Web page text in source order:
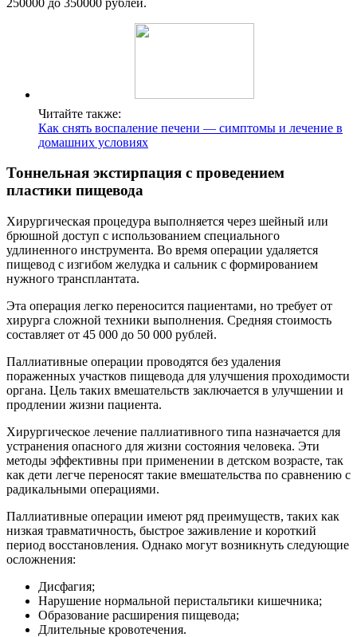
Читайте также:
Как снять воспаление печени — симптомы и лечение в
домашних условиях
Тоннельная экстирпация с проведением
пластики пищевода
Хирургическая процедура выполняется через шейный или
брюшной доступ с использованием специального
удлиненного инструмента. Во время операции удаляется
пищевод с изгибом желудка и сальник с формированием
нужного трансплантата.
Эта операция легко переносится пациентами, но требует от
хирурга сложной техники выполнения. Средняя стоимость
составляет от 45 000 до 50 000 рублей.
Паллиативные операции проводятся без удаления
пораженных участков пищевода для улучшения проходимости
органа. Цель таких вмешательств заключается в улучшении и
продлении жизни пациента.
Хирургическое лечение паллиативного типа назначается для
устранения опасного для жизни состояния человека. Эти
методы эффективны при применении в детском возрасте, так
как дети легче переносят такие вмешательства по сравнению с
радикальными операциями.
Паллиативные операции имеют ряд преимуществ, таких как
низкая травматичность, быстрое заживление и короткий
период восстановления. Однако могут возникнуть следующие
осложнения:
Дисфагия;
Нарушение нормальной перистальтики кишечника;
Образование расширения пищевода;
Длительные кровотечения.